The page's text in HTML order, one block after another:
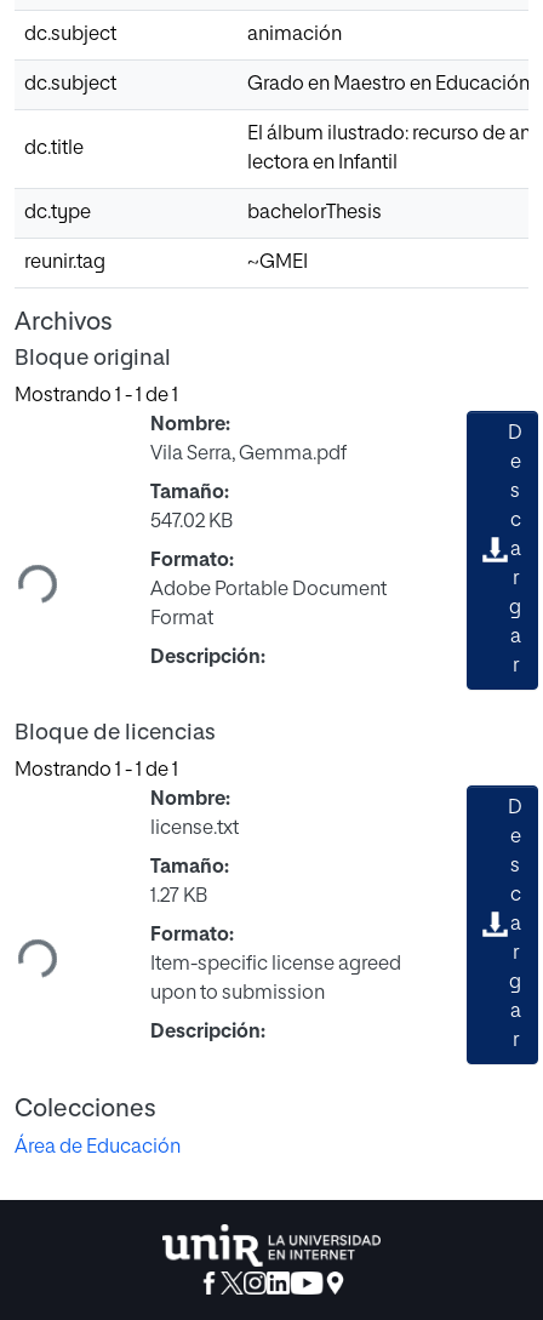
dc.subject animación
dc.subject Grado en Maestro en Educación
dc.title
El álbum ilustrado: recurso de
lectora en Infantil
dc.type bachelorThesis
reunir.tag ~GMEI
Archivos
Bloque original
Mostrando 1 - 1 de 1
Nombre:
Vila Serra, Gemma.pdf
Tamaño:
547.02 KB
Formato:
Adobe Portable Document
Format
Descripción:
D
e
s
c
a
r
g
a
r
Bloque de licencias
Mostrando 1 - 1 de 1
Nombre:
license.txt
Tamaño:
1.27 KB
Formato:
Item-specific license agreed
upon to submission
Descripción:
D
e
s
c
a
r
g
a
r
Colecciones
Área de Educación